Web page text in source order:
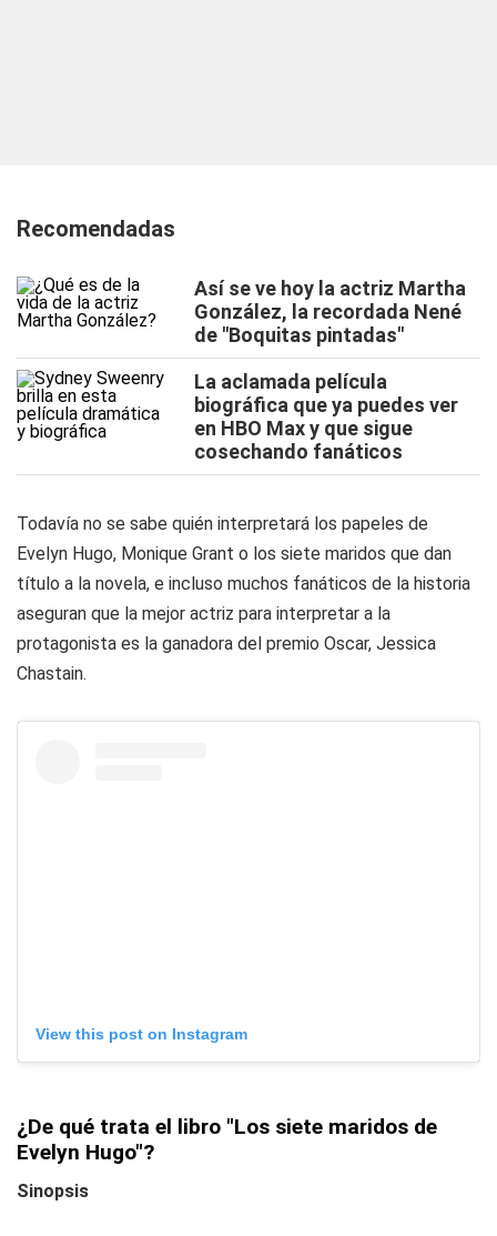
Recomendadas
Así se ve hoy la actriz Martha
González, la recordada Nené
de "Boquitas pintadas"
La aclamada película
biográfica que ya puedes ver
en HBO Max y que sigue
cosechando fanáticos
Todavía no se sabe quién interpretará los papeles de
Evelyn Hugo, Monique Grant o los siete maridos que dan
título a la novela, e incluso muchos fanáticos de la historia
aseguran que la mejor actriz para interpretar a la
protagonista es la ganadora del premio Oscar, Jessica
Chastain.
View this post on Instagram
¿De qué trata el libro "Los siete maridos de
Evelyn Hugo"?
Sinopsis